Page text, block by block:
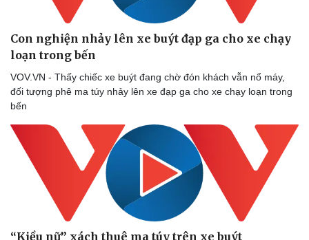
Sức khỏe
Dinh dưỡng - món ngon
Cây thuốc
Sản phụ khoa
Nhi khoa
Nam khoa
Làm đẹp - giảm cân
Phòng mạch online
Ăn sạch sống khỏe
Nhà đẹp
Blog
Con nghiện nhảy lên xe buýt đạp ga cho xe chạy
loạn trong bến
VOV.VN - Thấy chiếc xe buýt đang chờ đón khách vẫn nổ máy,
đối tượng phê ma túy nhảy lên xe đạp ga cho xe chạy loạn trong
bến
“Kiều nữ” xách thuê ma túy trên xe buýt